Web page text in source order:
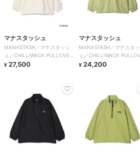
マナスタッシュ
MANASTASH／マナスタッシ
ュ／CHILLIWACK PULLOVER
MICKEY
¥ 27,500
マナスタッシュ
MANASTASH／マナスタ
ュ／CHILLIWACK
¥ 24,200